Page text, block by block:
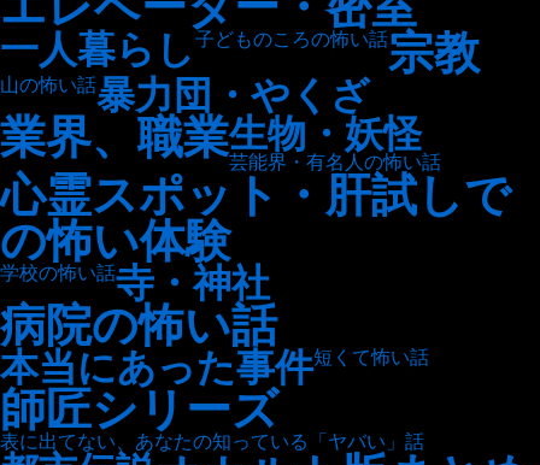
一人暮らし 子どものころの怖い話宗教
山の怖い話暴力団・やくざ
業界、職業生物・妖怪
芸能界・有名人の怖い話
心霊スポット・肝試しで
の怖い体験
学校の怖い話寺・神社
病院の怖い話
本当にあった事件短くて怖い話
師匠シリーズ
表に出てない、あなたの知っている「ヤバい」話